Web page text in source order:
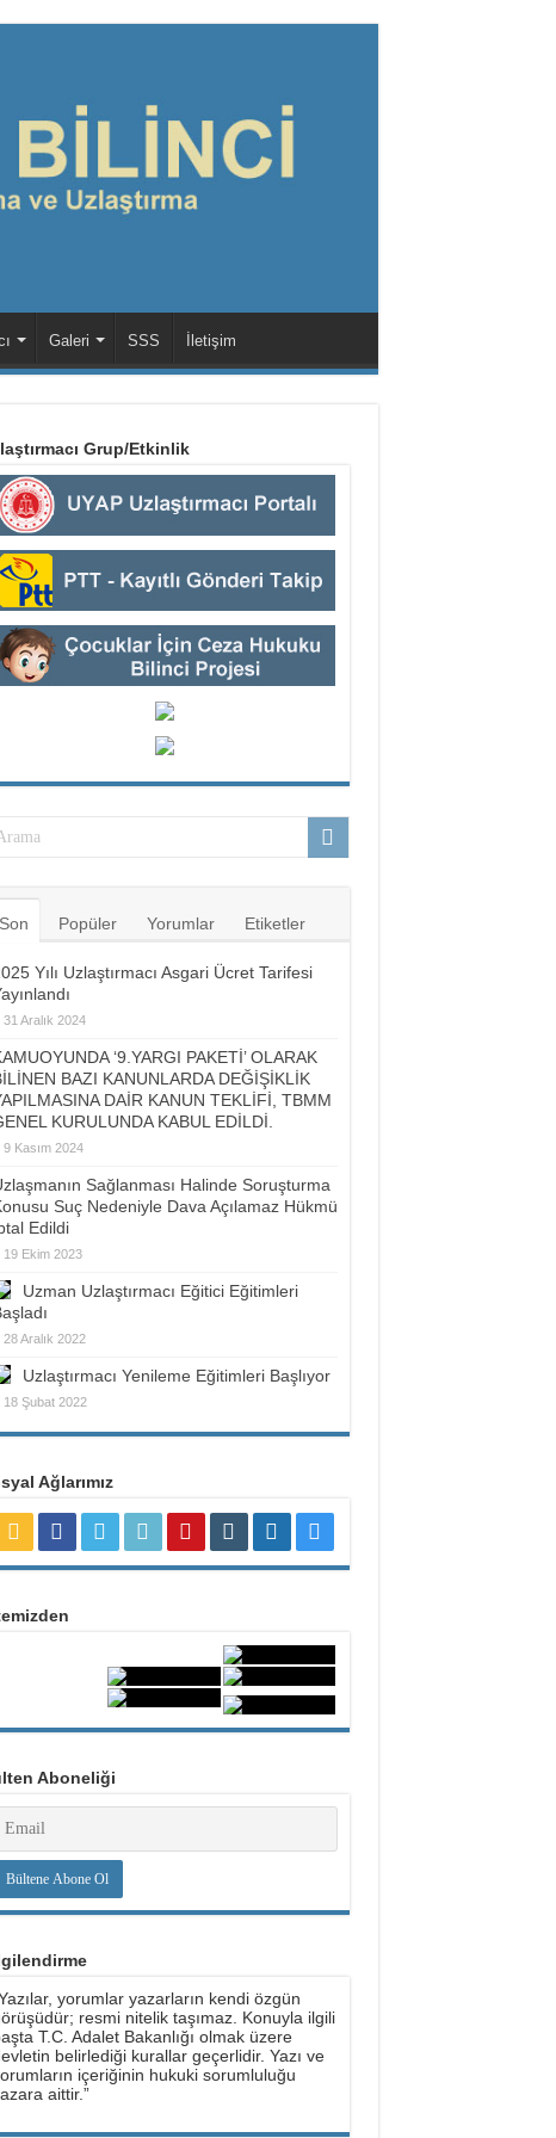
Galeri SSS İletişim
Grup/Etkinlik
Son Popüler Yorumlar Etiketler
Yılı Uzlaştırmacı Asgari Ücret Tarifesi
31 Aralık 2024
‘9.YARGI PAKETİ’ OLARAK
BAZI KANUNLARDA DEĞİŞİKLİK
DAİR KANUN TEKLİFİ, TBMM
KURULUNDA KABUL EDİLDİ.
9 Kasım 2024
Sağlanması Halinde Soruşturma
Suç Nedeniyle Dava Açılamaz Hükmü
Edildi
19 Ekim 2023
Uzman Uzlaştırmacı Eğitici Eğitimleri
28 Aralık 2022
Uzlaştırmacı Yenileme Eğitimleri Başlıyor
18 Şubat 2022
Ağlarımız
Aboneliği
yorumlar yazarların kendi özgün
resmi nitelik taşımaz. Konuyla ilgili
T.C. Adalet Bakanlığı olmak üzere
belirlediği kurallar geçerlidir. Yazı ve
içeriğinin hukuki sorumluluğu
aittir.”